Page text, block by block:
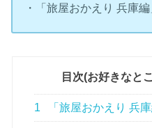
・「旅屋おかえり 兵庫
目次(お好きなと
1 「旅屋おかえり 兵